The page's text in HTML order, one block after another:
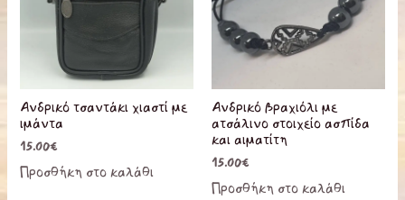
Ανδρικό τσαντάκι χιαστί με
ιμάντα
15.00€
Προσθήκη στο καλάθι
Ανδρικό βραχιόλι με
ατσάλινο στοιχείο ασπίδα
και αιματίτη
15.00€
Προσθήκη στο καλάθι